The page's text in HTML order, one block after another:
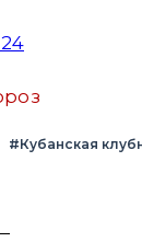
#Кубанская